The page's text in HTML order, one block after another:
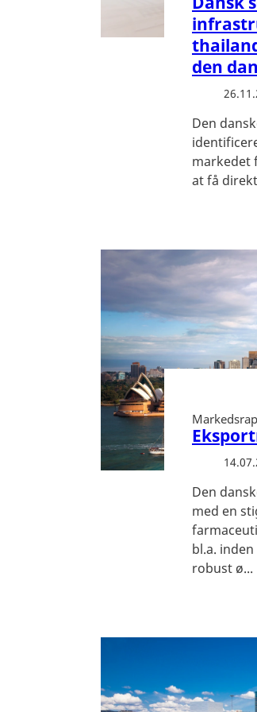
den
Den
markedet
at få
Den
med en
bl.a.
robust ø...